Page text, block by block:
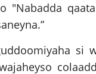
"Nabadda
si